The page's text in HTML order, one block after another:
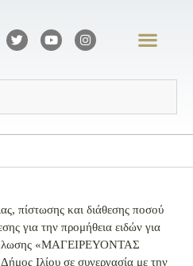
πίστωσης και διάθεσης ποσού
για την προμήθεια ειδών για
«ΜΑΓΕΙΡΕΥΟΝΤΑΣ
Ιλίου σε συνεργασία με την